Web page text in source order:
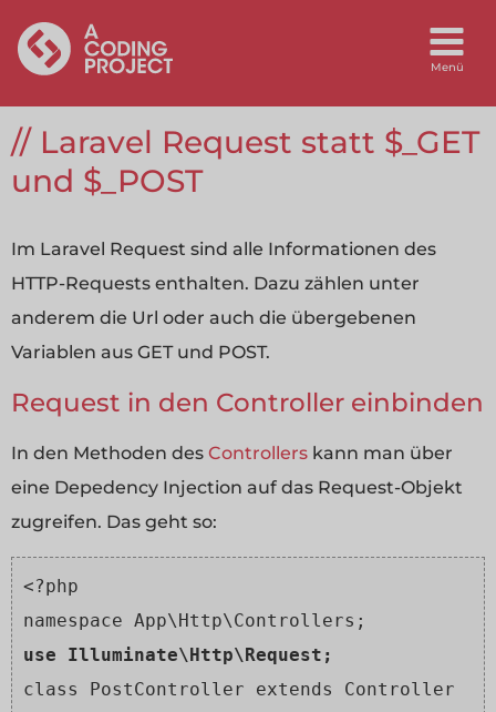
Laravel Request statt $_GET
und $_POST
Im Laravel Request sind alle Informationen des
HTTP-Requests enthalten. Dazu zählen unter
anderem die Url oder auch die übergebenen
Variablen aus GET und POST.
Request in den Controller einbinden
In den Methoden des Controllers kann man über
eine Depedency Injection auf das Request-Objekt
zugreifen. Das geht so:
<?php
use Illuminate\Http\Request;
class PostController extends Controller